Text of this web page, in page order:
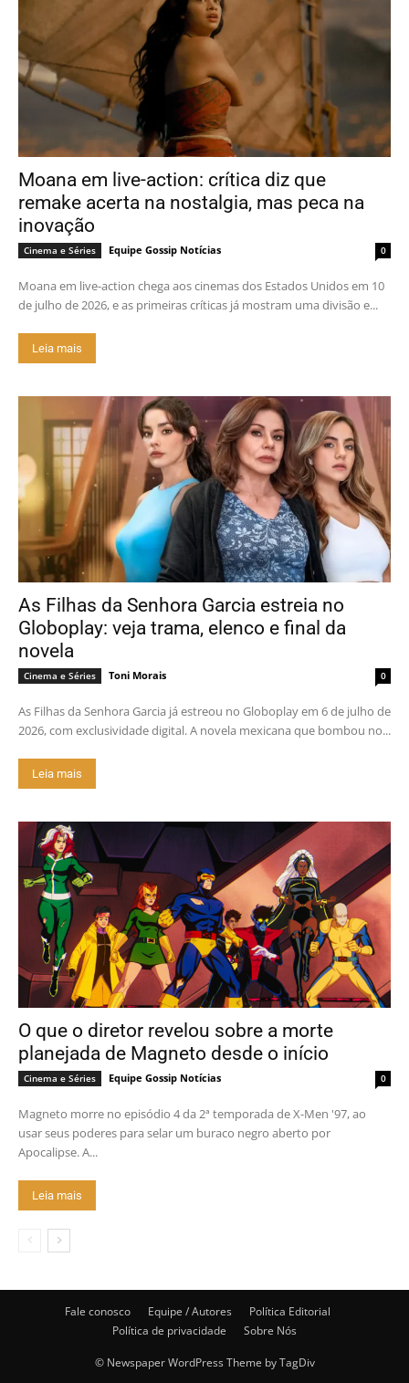
Moana em live-action: crítica diz que
remake acerta na nostalgia, mas peca na
inovação
Cinema e Séries Equipe Gossip Notícias 0
Moana em live-action chega aos cinemas dos Estados Unidos em 10
de julho de 2026, e as primeiras críticas já mostram uma divisão e...
Leia mais
As Filhas da Senhora Garcia estreia no
Globoplay: veja trama, elenco e final da
novela
Cinema e Séries Toni Morais 0
As Filhas da Senhora Garcia já estreou no Globoplay em 6 de julho de
2026, com exclusividade digital. A novela mexicana que bombou no...
Leia mais
O que o diretor revelou sobre a morte
planejada de Magneto desde o início
Cinema e Séries Equipe Gossip Notícias 0
Magneto morre no episódio 4 da 2ª temporada de X-Men '97, ao
usar seus poderes para selar um buraco negro aberto por
Apocalipse. A...
Leia mais
Fale conosco Equipe / Autores
Política Editorial
Política de privacidade
Sobre Nós
© Newspaper WordPress Theme by TagDiv